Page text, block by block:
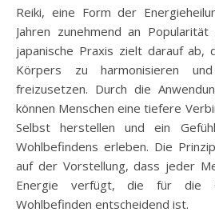
Reiki, eine Form der Energieheilung, hat in den letzten
Jahren zunehmend an
japanische Praxis zielt darauf ab,
Körpers zu harmonisieren
freizusetzen. Durch die
können Menschen eine tiefere
Selbst herstellen und ein
Wohlbefindens erleben. Die
auf der Vorstellung, dass jeder
Energie verfügt, die für die
Wohlbefinden entscheidend ist.